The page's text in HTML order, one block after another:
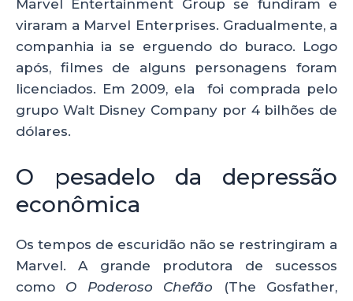
Marvel Entertainment Group se fundiram e
viraram a Marvel Enterprises. Gradualmente, a
companhia ia se erguendo do buraco. Logo
após, filmes de alguns personagens foram
licenciados. Em 2009, ela foi comprada pelo
grupo Walt Disney Company por 4 bilhões de
dólares.
O pesadelo da depressão
econômica
Os tempos de escuridão não se restringiram a
Marvel. A grande produtora de sucessos
como O Poderoso Chefão (The Gosfather,